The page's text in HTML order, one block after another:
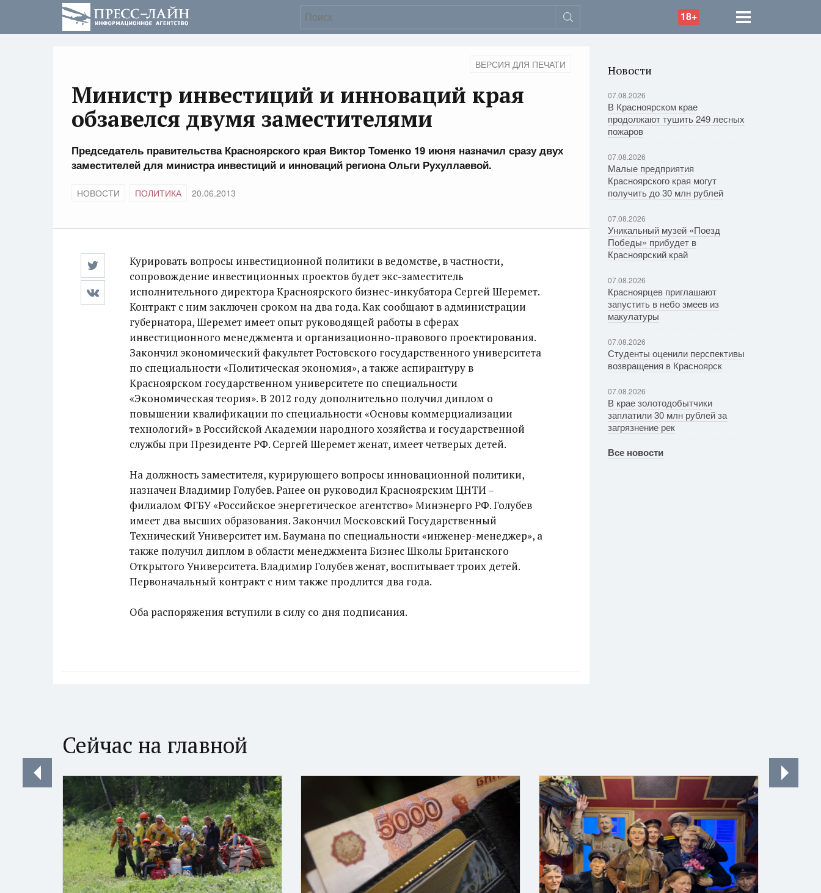
18+
ВЕРСИЯ ДЛЯ ПЕЧАТИ
Министр инвестиций и инноваций края
обзавелся двумя заместителями
Председатель правительства Красноярского края Виктор Томенко 19 июня назначил сразу двух
заместителей для министра инвестиций и инноваций региона Ольги Рухуллаевой.
НОВОСТИ ПОЛИТИКА 20.06.2013
Курировать вопросы инвестиционной политики в ведомстве, в частности,
сопровождение инвестиционных проектов будет экс-заместитель
исполнительного директора Красноярского бизнес-инкубатора Сергей Шеремет.
Контракт с ним заключен сроком на два года. Как сообщают в администрации
губернатора, Шеремет имеет опыт руководящей работы в сферах
инвестиционного менеджмента и организационно-правового проектирования.
Закончил экономический факультет Ростовского государственного университета
по специальности «Политическая экономия», а также аспирантуру в
Красноярском государственном университете по специальности
«Экономическая теория». В 2012 году дополнительно получил диплом о
повышении квалификации по специальности «Основы коммерциализации
технологий» в Российской Академии народного хозяйства и государственной
службы при Президенте РФ. Сергей Шеремет женат, имеет четверых детей.
На должность заместителя, курирующего вопросы инновационной политики,
назначен Владимир Голубев. Ранее он руководил Красноярским ЦНТИ –
филиалом ФГБУ «Российское энергетическое агентство» Минэнерго РФ. Голубев
имеет два высших образования. Закончил Московский Государственный
Технический Университет им. Баумана по специальности «инженер-менеджер», а
также получил диплом в области менеджмента Бизнес Школы Британского
Открытого Университета. Владимир Голубев женат, воспитывает троих детей.
Первоначальный контракт с ним также продлится два года.
Оба распоряжения вступили в силу со дня подписания.
Новости
07.08.2026
В Красноярском крае
продолжают тушить 249 лесных
пожаров
07.08.2026
Малые предприятия
Красноярского края могут
получить до 30 млн рублей
07.08.2026
Уникальный музей «Поезд
Победы» прибудет в
Красноярский край
07.08.2026
Красноярцев приглашают
запустить в небо змеев из
макулатуры
07.08.2026
Студенты оценили перспективы
возвращения в Красноярск
07.08.2026
В крае золотодобытчики
заплатили 30 млн рублей за
загрязнение рек
Все новости
Сейчас на главной